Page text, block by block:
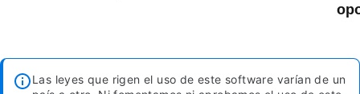
Las leyes que rigen el uso de este software varían de un